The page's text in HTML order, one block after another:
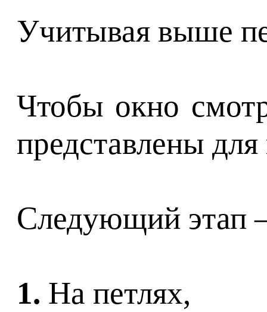
Учитывая выше
Чтобы окно
представлены
Следующий этап
1. На петлях,